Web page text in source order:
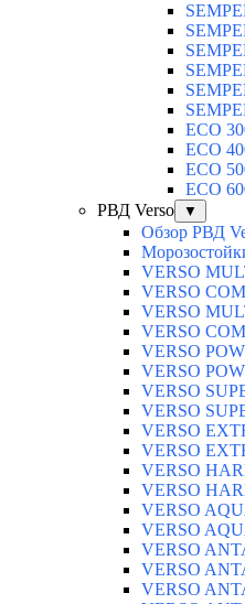
ECO
ECO
ECO
ECO
РВД Verso
▼
Обзор РВД
VERSO
VERSO
VERSO
VERSO
VERSO
VERSO
VERSO
VERSO
VERSO
VERSO
VERSO
VERSO
VERSO
VERSO
VERSO
VERSO
VERSO